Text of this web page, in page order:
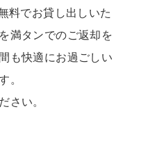
料でお貸し出しいた
満タンでのご返却を
も快適にお過ごしい
。
さい。